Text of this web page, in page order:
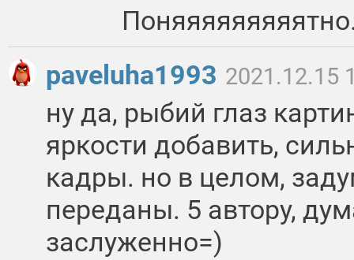
paveluha1993 2021.12.15
ну да, рыбий глаз
яркости добавить,
кадры. но в целом,
переданы. 5 автору,
заслуженно=)